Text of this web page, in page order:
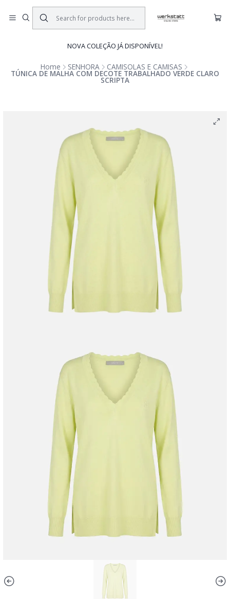
NOVA COLEÇÃO JÁ DISPONÍVEL!
Home SENHORA CAMISOLAS E CAMISAS
TÚNICA DE MALHA COM DECOTE TRABALHADO VERDE CLARO
SCRIPTA